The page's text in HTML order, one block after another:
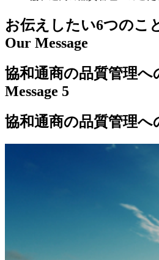
お伝えしたい6つのこ
Our Message
協和通商の品質管理へ
Message 5
協和通商の品質管理へ